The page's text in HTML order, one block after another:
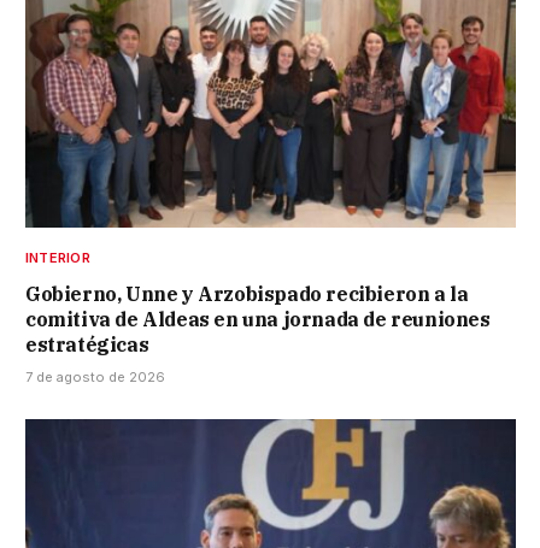
INTERIOR
Gobierno, Unne y Arzobispado recibieron a la
comitiva de Aldeas en una jornada de reuniones
estratégicas
7 de agosto de 2026